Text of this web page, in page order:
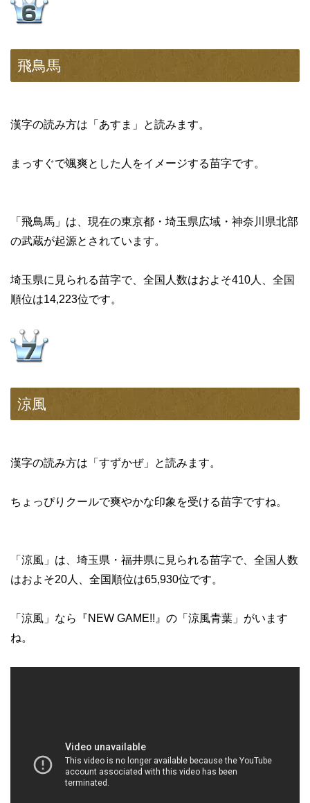
飛鳥馬
漢字の読み方は「あすま」と読みます。
まっすぐで颯爽とした人をイメージする苗字です。
「飛鳥馬」は、現在の東京都・埼玉県広域・神奈川県北部
の武蔵が起源とされています。
埼玉県に見られる苗字で、全国人数はおよそ410人、全国
順位は14,223位です。
涼風
漢字の読み方は「すずかぜ」と読みます。
ちょっぴりクールで爽やかな印象を受ける苗字ですね。
「涼風」は、埼玉県・福井県に見られる苗字で、全国人数
はおよそ20人、全国順位は65,930位です。
「涼風」なら『NEW GAME!!』の「涼風青葉」がいます
ね。